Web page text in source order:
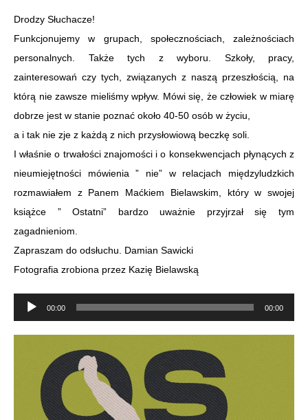
Drodzy Słuchacze!
Funkcjonujemy w grupach, społecznościach, zależnościach
personalnych. Także tych z wyboru. Szkoły, pracy,
zainteresowań czy tych, związanych z naszą przeszłością, na
którą nie zawsze mieliśmy wpływ. Mówi się, że człowiek w miarę
dobrze jest w stanie poznać około 40-50 osób w życiu,
a i tak nie zje z każdą z nich przysłowiową beczkę soli.
I właśnie o trwałości znajomości i o konsekwencjach płynących z
nieumiejętności mówienia ” nie” w relacjach międzyludzkich
rozmawiałem z Panem Maćkiem Bielawskim, który w swojej
książce ” Ostatni” bardzo uważnie przyjrzał się tym
zagadnieniom.
Zapraszam do odsłuchu. Damian Sawicki
Fotografia zrobiona przez Kazię Bielawską
Odtwarzacz
plików
00:00 00:00